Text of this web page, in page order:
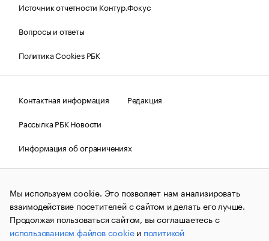
Источник отчетности Контур.Фокус
Вопросы и ответы
Политика Cookies РБК
Контактная информация
Редакция
Рассылка РБК Новости
Информация об ограничениях
Правовая информация
О соблюдении авторских прав
© АО «РОСБИЗНЕСКОНСАЛТИНГ»,1995–2026.Сообщения
и материалы информационного агентства «РБК»
(зарегистрировано Федеральной службой по надзору в сфере
связи, информационных технологий и массовых
коммуникаций (Роскомнадзор) 09.12.2015 за номером ИА
Мы используем cookie. Это позволяет нам анализировать
взаимодействие посетителей с сайтом и делать его лучше.
Продолжая пользоваться сайтом, вы соглашаетесь с
использованием файлов cookieи политикой